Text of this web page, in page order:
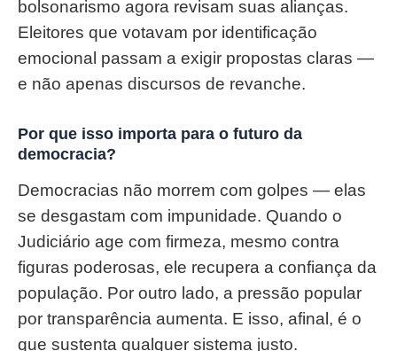
bolsonarismo agora revisam suas alianças.
Eleitores que votavam por identificação
emocional passam a exigir propostas claras —
e não apenas discursos de revanche.
Por que isso importa para o futuro da
democracia?
Democracias não morrem com golpes — elas
se desgastam com impunidade. Quando o
Judiciário age com firmeza, mesmo contra
figuras poderosas, ele recupera a confiança da
população. Por outro lado, a pressão popular
por transparência aumenta. E isso, afinal, é o
que sustenta qualquer sistema justo.